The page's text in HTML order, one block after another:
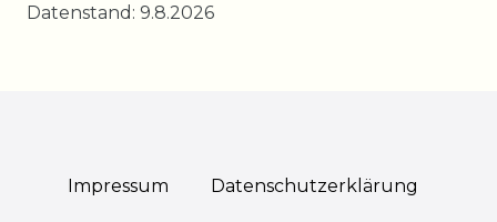
Datenstand: 9.8.2026
Impressum Daten­schutz­erklärung